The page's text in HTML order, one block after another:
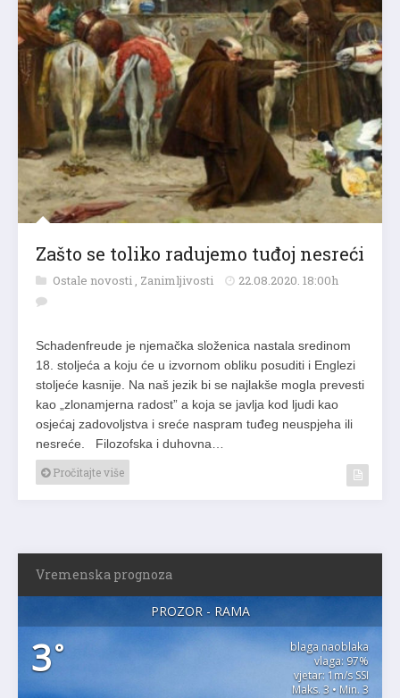
Zašto se toliko radujemo tuđoj nesreći
Ostale novosti , Zanimljivosti 22.08.2020. 18:00h
Schadenfreude je njemačka složenica nastala sredinom
18. stoljeća a koju će u izvornom obliku posuditi i Englezi
stoljeće kasnije. Na naš jezik bi se najlakše mogla prevesti
kao „zlonamjerna radost” a koja se javlja kod ljudi kao
osjećaj zadovoljstva i sreće naspram tuđeg neuspjeha ili
nesreće. Filozofska i duhovna…
Pročitajte više
Vremenska prognoza
PROZOR - RAMA
3°
blaga naoblaka
vlaga: 97%
vjetar: 1m/s SSI
Maks. 3 • Min. 3